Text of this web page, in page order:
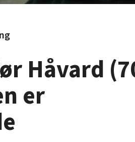
Håvard
er